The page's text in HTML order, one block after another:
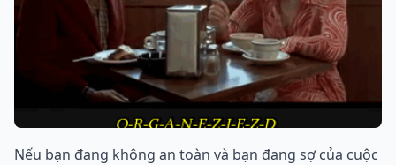
Nếu bạn đang không an toàn và bạn đang sợ của cuộc